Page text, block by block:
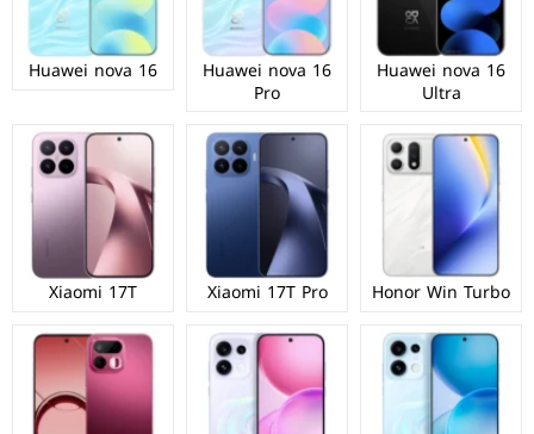
Huawei nova 16
Ultra
Huawei nova 16
Pro
Huawei nova 16
Honor Win Turbo
Xiaomi 17T Pro
Xiaomi 17T